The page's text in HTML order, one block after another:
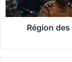
m
a
l
e
s
u
t
Région